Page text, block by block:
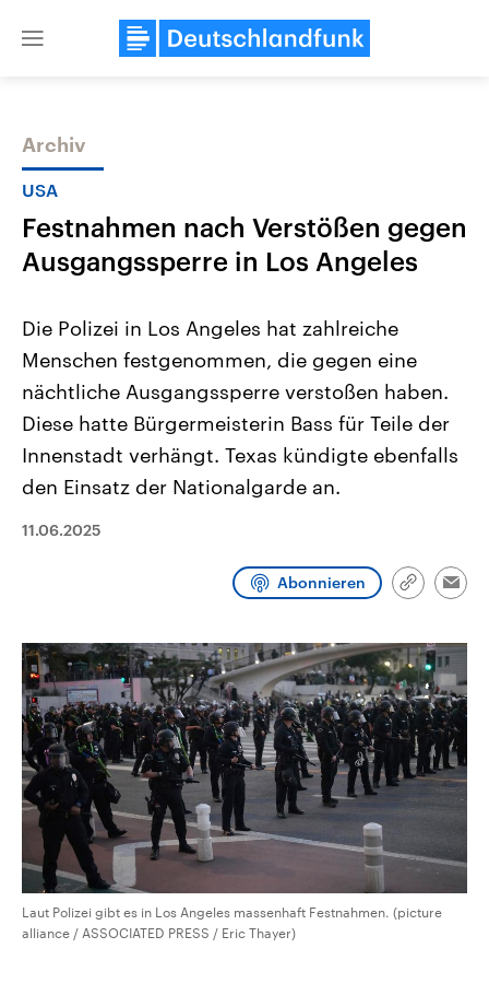
Close
Themen
Landtagswahl Sachsen-Anhalt
2026
Alle Informationen
Sachsen-Anhalt wählt am 6.
September 2026 einen neuen
Landtag. Seit 2021 wird das
Bundesland von einer Koalition aus
Umfragen, Prognosen,
Wahlprogramme, aktuelle Berichte
und Kandidaten der anstehenden
Aktuelle Beiträge,
Hintergründe
Wirtschaftlich und
gehören die Vereinigten
den mächtigsten Ländern
mit großem Einfluss auf
Archiv
USA
Festnahmen nach Verstößen gegen
Ausgangssperre in Los Angeles
Die Polizei in Los Angeles hat zahlreiche
Menschen festgenommen, die gegen eine
nächtliche Ausgangssperre verstoßen haben.
Diese hatte Bürgermeisterin Bass für Teile der
Innenstadt verhängt. Texas kündigte ebenfalls
den Einsatz der Nationalgarde an.
11.06.2025
Abonnieren
Link
Laut Polizei gibt es in Los Angeles massenhaft Festnahmen. (picture
alliance / ASSOCIATED PRESS / Eric Thayer)